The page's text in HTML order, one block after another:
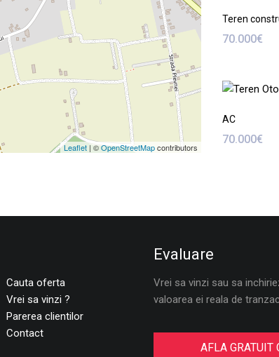
Leaflet| ©OpenStreetMapcontributors
Teren
70.000€
AC
70.000€
Cauta oferta
Vrei sa vinzi ?
Parerea clientilor
Contact
Evaluare
Vrei sa vinzi sau sa
valoarea ei reala de
AFLA GRATUIT